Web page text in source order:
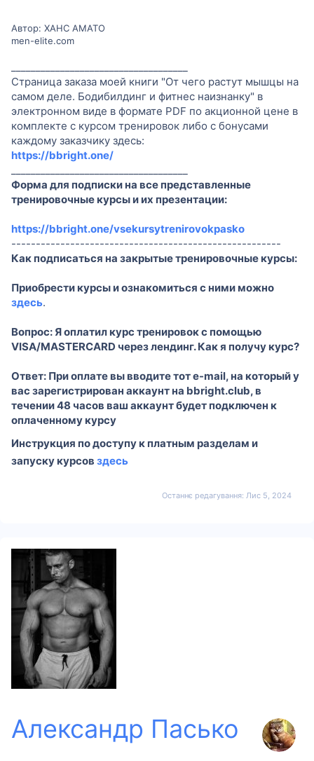
Автор: ХАНС АМАТО
men-elite.com
Страница заказа моей книги "От чего растут мышцы на
самом деле. Бодибилдинг и фитнес наизнанку" в
электронном виде в формате PDF по акционной цене в
комплекте с курсом тренировок либо с бонусами
каждому заказчику здесь:
https://bbright.one/
Форма для подписки на все представленные
тренировочные курсы и их презентации:
https://bbright.one/vsekursytrenirovokpasko
-------------------------------------------------------
Как подписаться на закрытые тренировочные курсы:
Приобрести курсы и ознакомиться с ними можно
здесь.
Вопрос: Я оплатил курс тренировок с помощью
VISA/MASTERCARD через лендинг. Как я получу курс?
Ответ: При оплате вы вводите тот e-mail, на который у
вас зарегистрирован аккаунт на bbright.club, в
течении 48 часов ваш аккаунт будет подключен к
оплаченному курсу
Инструкция по доступу к платным разделам и
запуску курсов здесь
Останнє редагування: Лис 5, 2024
Александр Пасько